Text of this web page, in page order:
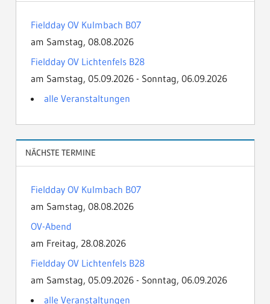
Fieldday OV Kulmbach B07
am Samstag, 08.08.2026
Fieldday OV Lichtenfels B28
am Samstag, 05.09.2026 - Sonntag, 06.09.2026
alle Veranstaltungen
NÄCHSTE TERMINE
Fieldday OV Kulmbach B07
am Samstag, 08.08.2026
OV-Abend
am Freitag, 28.08.2026
Fieldday OV Lichtenfels B28
am Samstag, 05.09.2026 - Sonntag, 06.09.2026
alle Veranstaltungen